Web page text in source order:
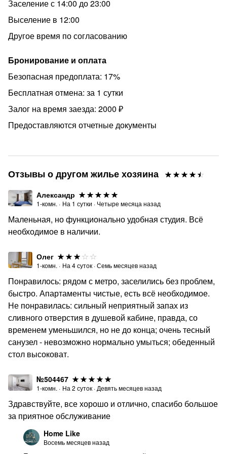
✓ Чай, кофе, сахар, соль
✓ Smart TV и высокоскоростной WI-FI
⚠️ Строгий запрет в квартире:
домашние животные
Для бизнес-гостей:
Предоставляем полный пакет отчётных документов
Возможность оплаты по безналичному расчету (для
юридических лиц)
отдых!
Мы не просто сдаём квартиры — мы создаём
незабываемые впечатления для каждого гостя. Добро
пожаловать в мир комфорта и заботы!
Заселение с 14:00 до 23:00
Выселение в 12:00
Другое время по согласованию
Бронирование и оплата
Безопасная предоплата: 17%
Бесплатная отмена: за 1 сутки
Залог на время заезда: 2000 ₽
Предоставляются отчетные документы
Отзывы о другом жилье хозяина
Александр
1-комн. · На 1 сутки · Четыре месяца назад
Маленьная, но функционально удобная студия. Всё
необходимое в наличии.
Олег
1-комн. · На 4суток ·Семь месяцев назад
Понравилось: рядом с метро, заселились без проблем,
быстро. Апартаменты чистые, есть всё необходимое.
Не понравилась: сильный неприятный запах из
сливного отверстия в душевой кабине, правда, со
временем уменьшился, но не до конца; очень тесный
санузел - невозможно нормально умыться; обеденный
стол высоковат.
№504467
1-комн. · На 2 суток · Девять месяцев назад
Здравствуйте, все хорошо и отлично, спасибо большое
за приятное обслуживание
Home Like
Восемь месяцев назад